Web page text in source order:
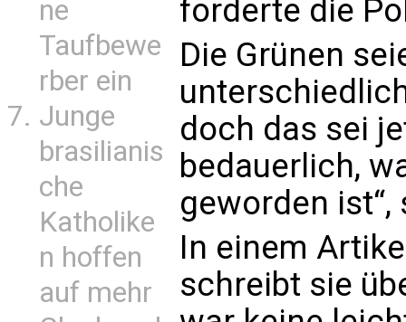
ne
Taufbewe
rber ein
Junge
brasilianis
che
Katholike
n hoffen
auf mehr
forderte die
Die Grünen
doch das sei
bedauerlich,
geworden
In einem
schreibt sie